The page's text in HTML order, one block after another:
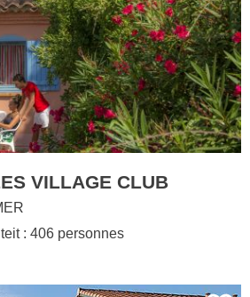
VILLAGE CLUB
: 406 personnes